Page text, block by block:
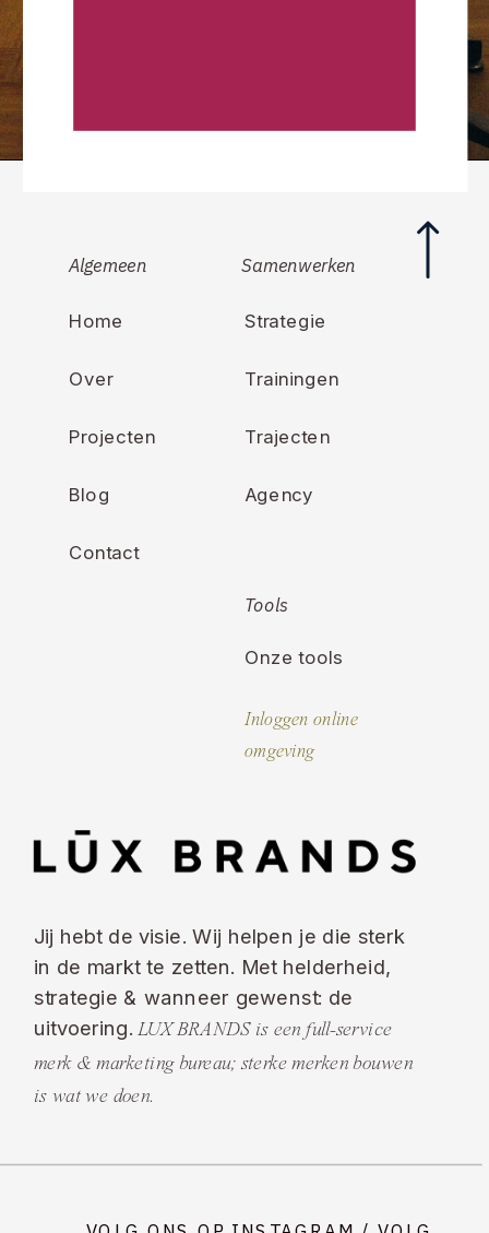
Home
Over
Strategie
Projecten
Contact
Blog
Jij hebt de visie. Wij helpen je die sterk
in de markt te zetten. Met helderheid,
strategie & wanneer gewenst: de
uitvoering. LUX BRANDS is een full-service
merk & marketing bureau; sterke merken bouwen
is wat we doen.
Trainingen
Trajecten
Agency
Samenwerken
Algemeen
Tools
Onze tools
Inloggen online
omgeving